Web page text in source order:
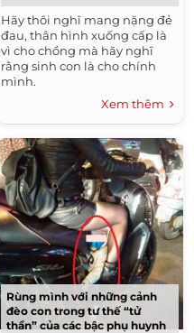
Hãy thôi nghĩ mang nặng đẻ
đau, thân hình xuống cấp là
vì cho chồng mà hãy nghĩ
rằng sinh con là cho chính
mình.
Xem thêm
Rùng mình với những cảnh
đèo con trong tư thế “tử
thần” của các bậc phụ huynh